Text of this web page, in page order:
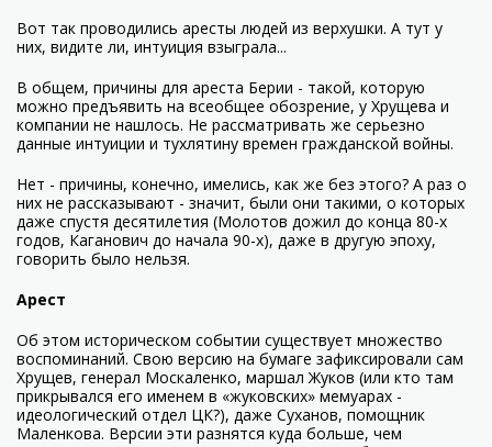
Вот так проводились аресты людей из верхушки. А тут у
них, видите ли, интуиция взыграла...
В общем, причины для ареста Берии - такой, которую
можно предъявить на всеобщее обозрение, у Хрущева и
компании не нашлось. Не рассматривать же серьезно
данные интуиции и тухлятину времен гражданской войны.
Нет - причины, конечно, имелись, как же без этого? А раз о
них не рассказывают - значит, были они такими, о которых
даже спустя десятилетия (Молотов дожил до конца 80-х
годов, Каганович до начала 90-х), даже в другую эпоху,
говорить было нельзя.
Арест
Об этом историческом событии существует множество
воспоминаний. Свою версию на бумаге зафиксировали сам
Хрущев, генерал Москаленко, маршал Жуков (или кто там
прикрывался его именем в «жуковских» мемуарах -
идеологический отдел ЦК?), даже Суханов, помощник
Маленкова. Версии эти разнятся куда больше, чем